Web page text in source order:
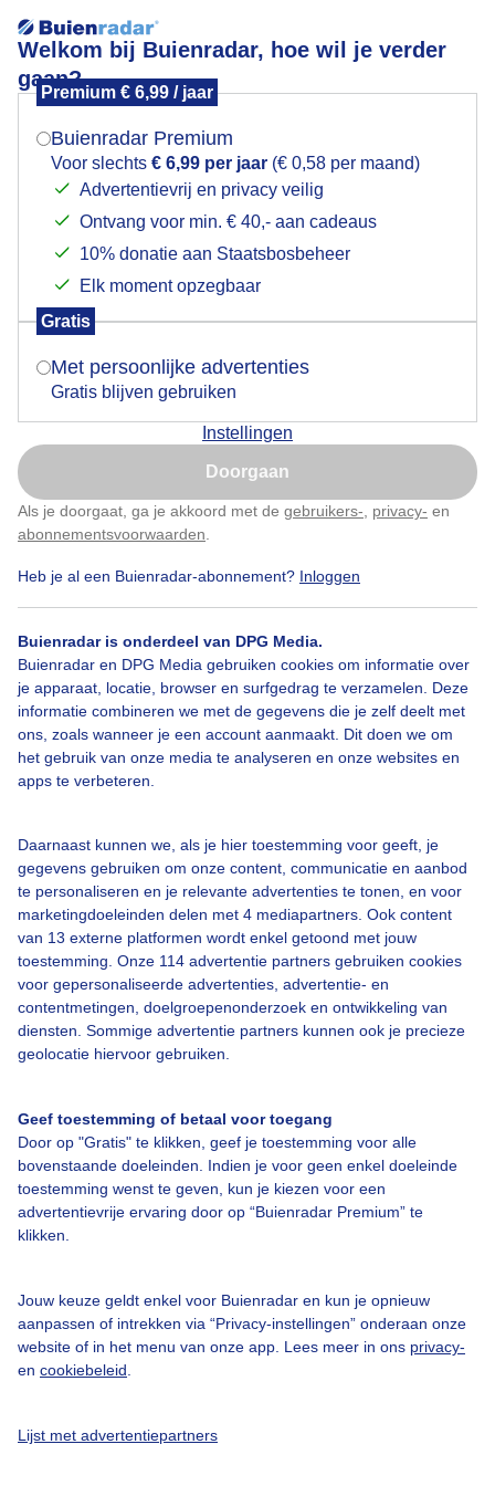
Welkom bij Buienradar, hoe wil je verder
gaan?
Premium € 6,99 / jaar
Buienradar Premium
Voor slechts € 6,99 per jaar (€ 0,58 per maand)
Advertentievrij en privacy veilig
Ontvang voor min. € 40,- aan cadeaus
10% donatie aan Staatsbosbeheer
Elk moment opzegbaar
Gratis
Met persoonlijke advertenties
Gratis blijven gebruiken
Instellingen
Doorgaan
Als je doorgaat, ga je akkoord met de gebruikers- privacy- en
abonnementsvoorwaarden
Heb je al een Buienradar-abonnement? Inloggen
Buienradar is onderdeel van DPG Media.
Buienradar en DPG Media gebruiken cookies om informatie over
je apparaat, locatie, browser en surfgedrag te verzamelen. Deze
informatie combineren we met de gegevens die je zelf deelt met
ons, zoals wanneer je een account aanmaakt. Dit doen we om
het gebruik van onze media te analyseren en onze websites en
apps te verbeteren.
Daarnaast kunnen we, als je hier toestemming voor geeft, je
gegevens gebruiken om onze content, communicatie en aanbod
te personaliseren en je relevante advertenties te tonen, en voor
marketingdoeleinden delen met 4 mediapartners. Ook content
van 13 externe platformen wordt enkel getoond met jouw
toestemming. Onze 114 advertentie partners gebruiken cookies
voor gepersonaliseerde advertenties, advertentie- en
contentmetingen, doelgroepenonderzoek en ontwikkeling van
diensten. Sommige advertentie partners kunnen ook je precieze
geolocatie hiervoor gebruiken.
Geef toestemming of betaal voor toegang
Door op "Gratis" te klikken, geef je toestemming voor alle
bovenstaande doeleinden. Indien je voor geen enkel doeleinde
toestemming wenst te geven, kun je kiezen voor een
advertentievrije ervaring door op “Buienradar Premium” te
klikken.
Jouw keuze geldt enkel voor Buienradar en kun je opnieuw
aanpassen of intrekken via “Privacy-instellingen” onderaan onze
website of in het menu van onze app. Lees meer in ons privacy-
en cookiebeleid
Lijst met advertentiepartners
Zonnige ochtend
Door: Elly Bos Gemaakt: 16-06-2025, 40x bekeken
#molen Lente Zomer
Bekijk slideshow
Over Buienradar
Bedrijfsgegevens
Contact
Toegankelijkheid
Gebruikersvoorwaarden
Adverteren
Privacy beleid
Cookie beleid
Mogen we je locatie gebruiken voor het
Indien je hier nog geen akkoord op hebt gegeven,
verschijnt er zo een pop-up uit je browser waarin
Is goed, toon de popup
Nu niet, misschien later
Klik hierom dit aan te passen